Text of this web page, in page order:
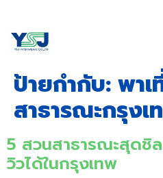
ป้ายกำกับ: พา
สาธารณะกรุงเ
5 สวนสาธารณะสุดชิ
วิวได้ในกรุงเทพ